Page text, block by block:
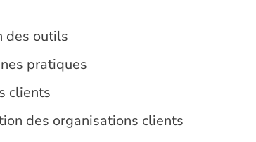
des outils
pratiques
clients
des organisations clients